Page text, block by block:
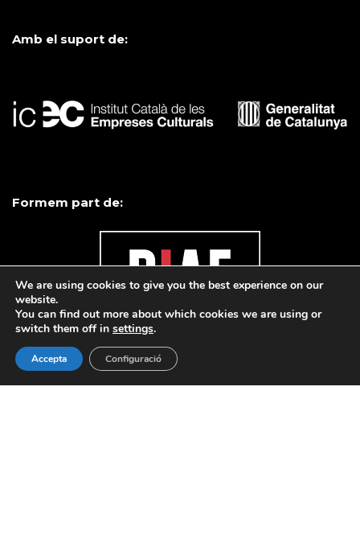
Amb el suport de:
Formem part de:
We are using cookies to give you the best experience on our
website.
You can find out more about which cookies we are using or
switch them off in settings.
Accepta Configuració